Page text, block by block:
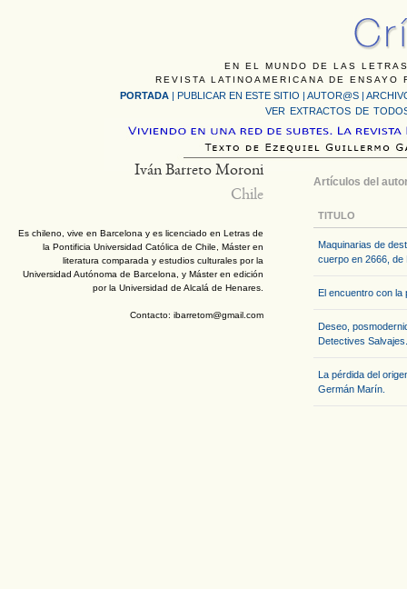
EN EL MUNDO DE LAS
REVISTA LATINOAMERICANA DE
PORTADA | PUBLICAR EN ESTE SITIO | AUTOR@S |
VER EXTRACTOS DE
Iván Barreto Moroni
Chile
Es chileno, vive en Barcelona y es licenciado en Letras de
la Pontificia Universidad Católica de Chile, Máster en
literatura comparada y estudios culturales por la
Universidad Autónoma de Barcelona, y Máster en edición
por la Universidad de Alcalá de Henares.
Contacto: ibarretom@gmail.com
Artículos del
TITULO
Maquinarias de
cuerpo en 2666, de
El encuentro con la
Deseo,
Detectives Salvajes.
La pérdida del
Germán Marín.